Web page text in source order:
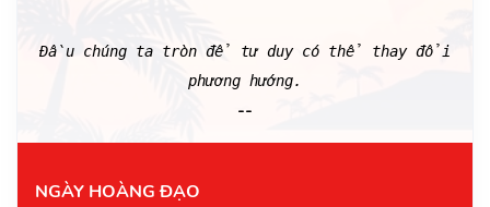
Đầu chúng ta tròn để tư duy có thể thay đổi
phương hướng.
--
NGÀY HOÀNG ĐẠO